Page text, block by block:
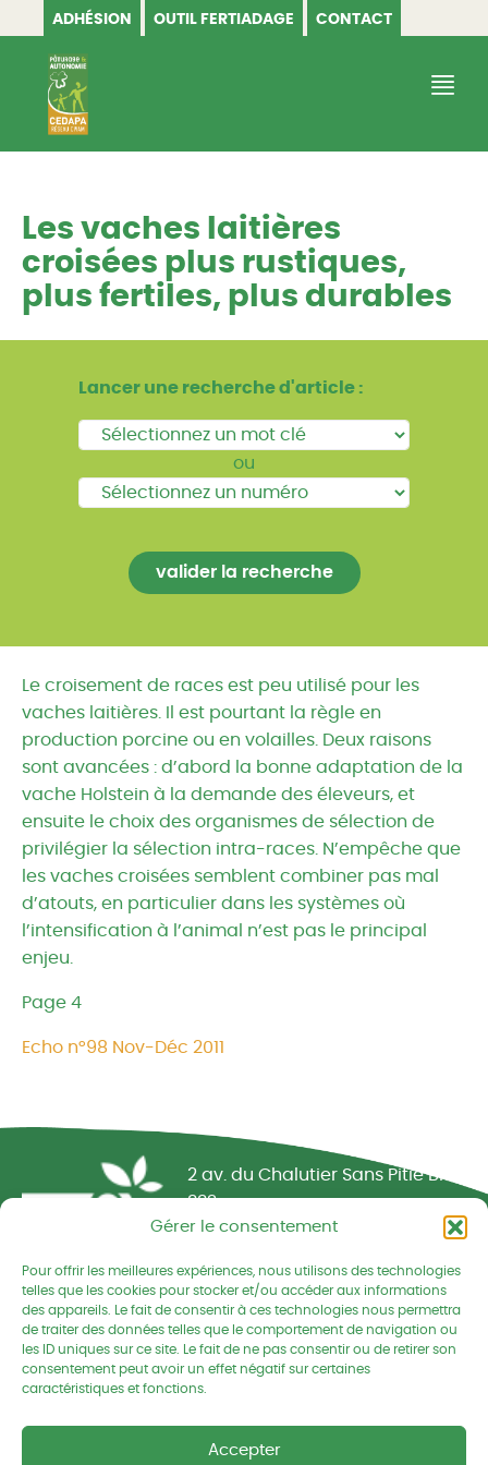
Gérer le consentement
Pour offrir les meilleures expériences, nous utilisons des technologies
telles que les cookies pour stocker et/ou accéder aux informations
des appareils. Le fait de consentir à ces technologies nous permettra
de traiter des données telles que le comportement de navigation ou
les ID uniques sur ce site. Le fait de ne pas consentir ou de retirer son
consentement peut avoir un effet négatif sur certaines
caractéristiques et fonctions.
Accepter
ADHÉSION OUTIL FERTIADAGE CONTACT
CEDAPA
Les vaches laitières
croisées plus rustiques,
plus fertiles, plus durables
Lancer une recherche d'article :
ou
Le croisement de races est peu utilisé pour les
vaches laitières. Il est pourtant la règle en
production porcine ou en volailles. Deux raisons
sont avancées : d’abord la bonne adaptation de la
vache Holstein à la demande des éleveurs, et
ensuite le choix des organismes de sélection de
privilégier la sélection intra-races. N’empêche que
les vaches croisées semblent combiner pas mal
d’atouts, en particulier dans les systèmes où
l’intensification à l’animal n’est pas le principal
enjeu.
Page 4
Echo n°98 Nov-Déc 2011
Réseau CIVAM - Campagnes vivantes
2 av. du Chalutier Sans Pitié BP
332
22190 PLERIN cedex
02 96 74 75 50
cedapa@wanadoo.fr
Retrouvez-nous sur Facebook
Retrouvez-nous sur
Retrouvez-